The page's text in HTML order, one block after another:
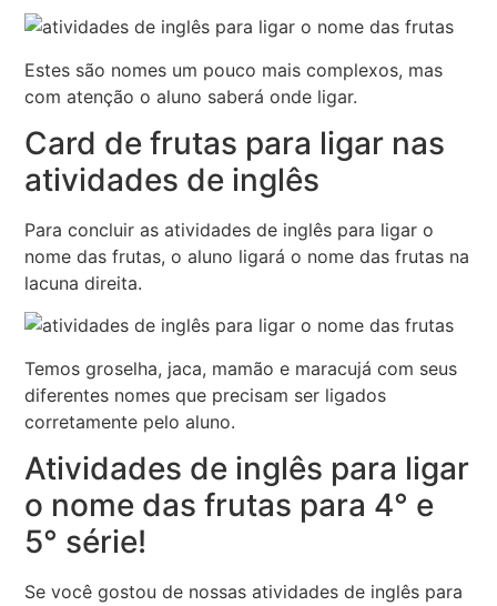
Estes são nomes um pouco mais complexos, mas
com atenção o aluno saberá onde ligar.
Card de frutas para ligar nas
atividades de inglês
Para concluir as atividades de inglês para ligar o
nome das frutas, o aluno ligará o nome das frutas na
lacuna direita.
Temos groselha, jaca, mamão e maracujá com seus
diferentes nomes que precisam ser ligados
corretamente pelo aluno.
Atividades de inglês para ligar
o nome das frutas para 4° e
5° série!
Se você gostou de nossas atividades de inglês para